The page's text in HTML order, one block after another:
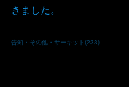
きました。
告知・その他・サーキット (233)